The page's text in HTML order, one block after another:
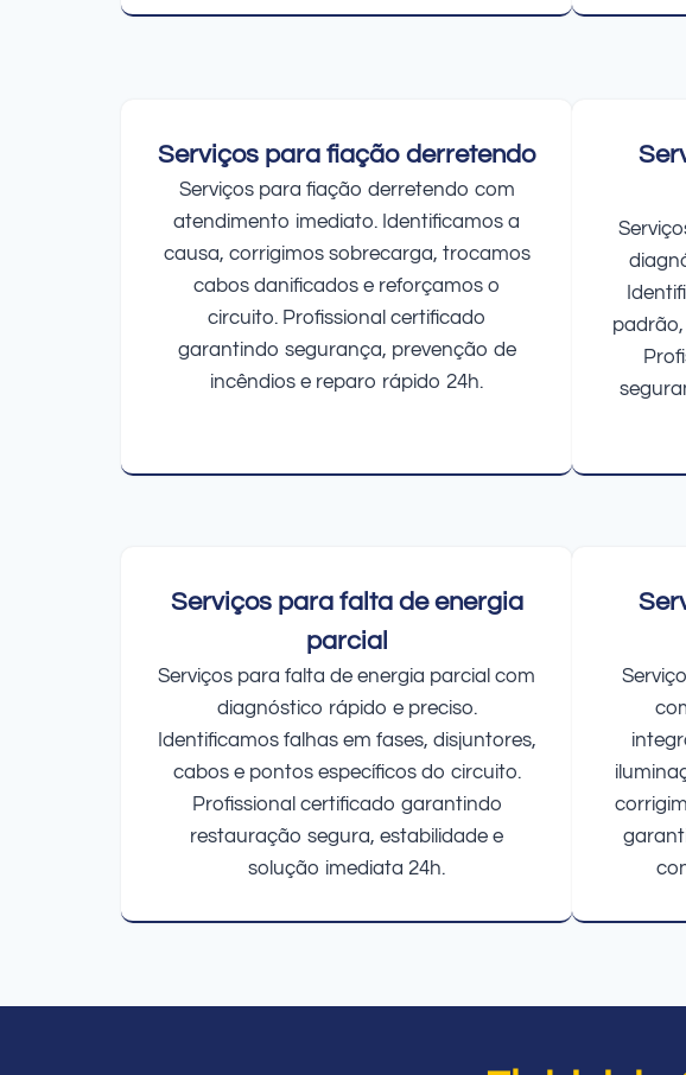
Serviços para fiação derretendo
Serviços para fiação derretendo com
atendimento imediato. Identificamos a
causa, corrigimos sobrecarga, trocamos
cabos danificados e reforçamos o
circuito. Profissional certificado
garantindo segurança, prevenção de
incêndios e reparo rápido 24h.
Serviços para falta de energia
parcial
Serviços para falta de energia parcial com
diagnóstico rápido e preciso.
Identificamos falhas em fases, disjuntores,
cabos e pontos específicos do circuito.
Profissional certificado garantindo
restauração segura, estabilidade e
solução imediata 24h.